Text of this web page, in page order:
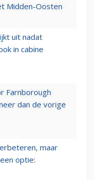
Midden-Oosten
uit nadat
in cabine
Farnborough
dan de vorige
maar
optie: